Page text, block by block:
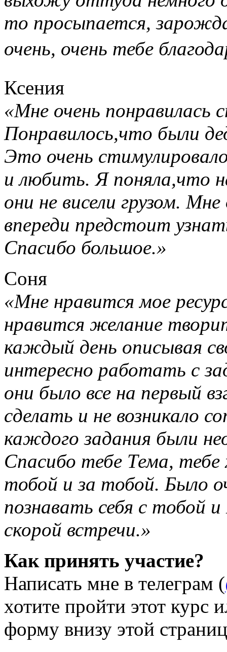
то просыпается,
очень, очень тебе
Ксения
«Мне очень понравилась
Понравилось,что были
Это очень
и любить. Я поняла,что
они не висели грузом.
впереди предстоит
Спасибо большое.»
Соня
«Мне нравится мое
нравится желание
каждый день описывая
интересно работать с
они было все на первый
сделать и не возникало
каждого задания были
Спасибо тебе Тема, тебе
тобой и за тобой. Было
познавать себя с тобой
скорой встречи.»
Как принять участие?
Написать мне в телеграм (
хотите пройти этот курс
форму внизу этой